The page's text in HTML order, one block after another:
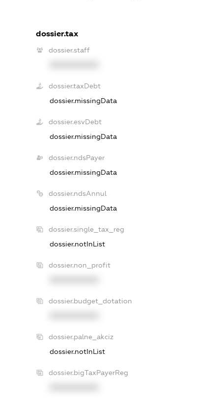
dossier.tax
dossier.staff
dossier.taxDebt
dossier.missingData
dossier.esvDebt
dossier.missingData
dossier.ndsPayer
dossier.missingData
dossier.ndsAnnul
dossier.missingData
dossier.single_tax_reg
dossier.notInList
dossier.non_profit
dossier.budget_dotation
dossier.palne_akciz
dossier.notInList
dossier.bigTaxPayerReg